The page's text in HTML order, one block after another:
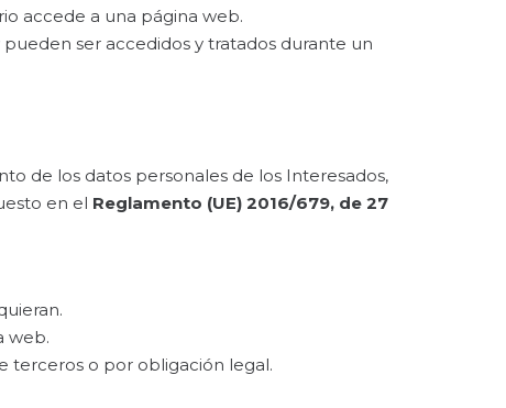
accede a una página web.
ser accedidos y tratados durante un
de los datos personales de los Interesados,
en el Reglamento (UE) 2016/679, de 27
web.
terceros o por obligación legal.